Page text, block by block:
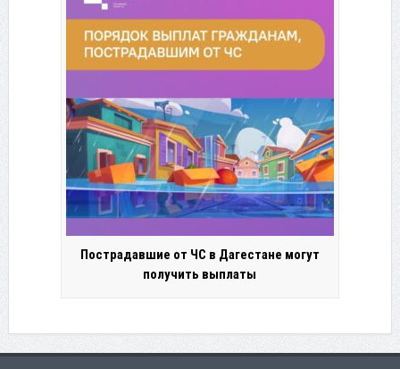
Пострадавшие от ЧС в Дагестане могут
получить выплаты